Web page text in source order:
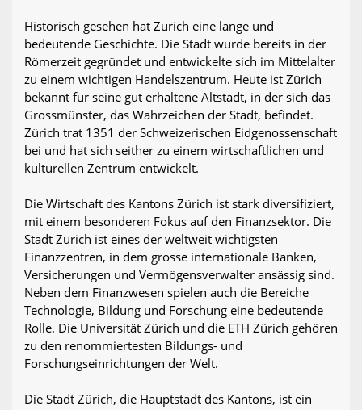
Historisch gesehen hat Zürich eine lange und
bedeutende Geschichte. Die Stadt wurde bereits in der
Römerzeit gegründet und entwickelte sich im Mittelalter
zu einem wichtigen Handelszentrum. Heute ist Zürich
bekannt für seine gut erhaltene Altstadt, in der sich das
Grossmünster, das Wahrzeichen der Stadt, befindet.
Zürich trat 1351 der Schweizerischen Eidgenossenschaft
bei und hat sich seither zu einem wirtschaftlichen und
kulturellen Zentrum entwickelt.
Die Wirtschaft des Kantons Zürich ist stark diversifiziert,
mit einem besonderen Fokus auf den Finanzsektor. Die
Stadt Zürich ist eines der weltweit wichtigsten
Finanzzentren, in dem grosse internationale Banken,
Versicherungen und Vermögensverwalter ansässig sind.
Neben dem Finanzwesen spielen auch die Bereiche
Technologie, Bildung und Forschung eine bedeutende
Rolle. Die Universität Zürich und die ETH Zürich gehören
zu den renommiertesten Bildungs- und
Forschungseinrichtungen der Welt.
Die Stadt Zürich, die Hauptstadt des Kantons, ist ein